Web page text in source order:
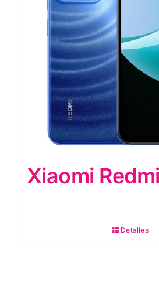
Xiaomi
Detalles